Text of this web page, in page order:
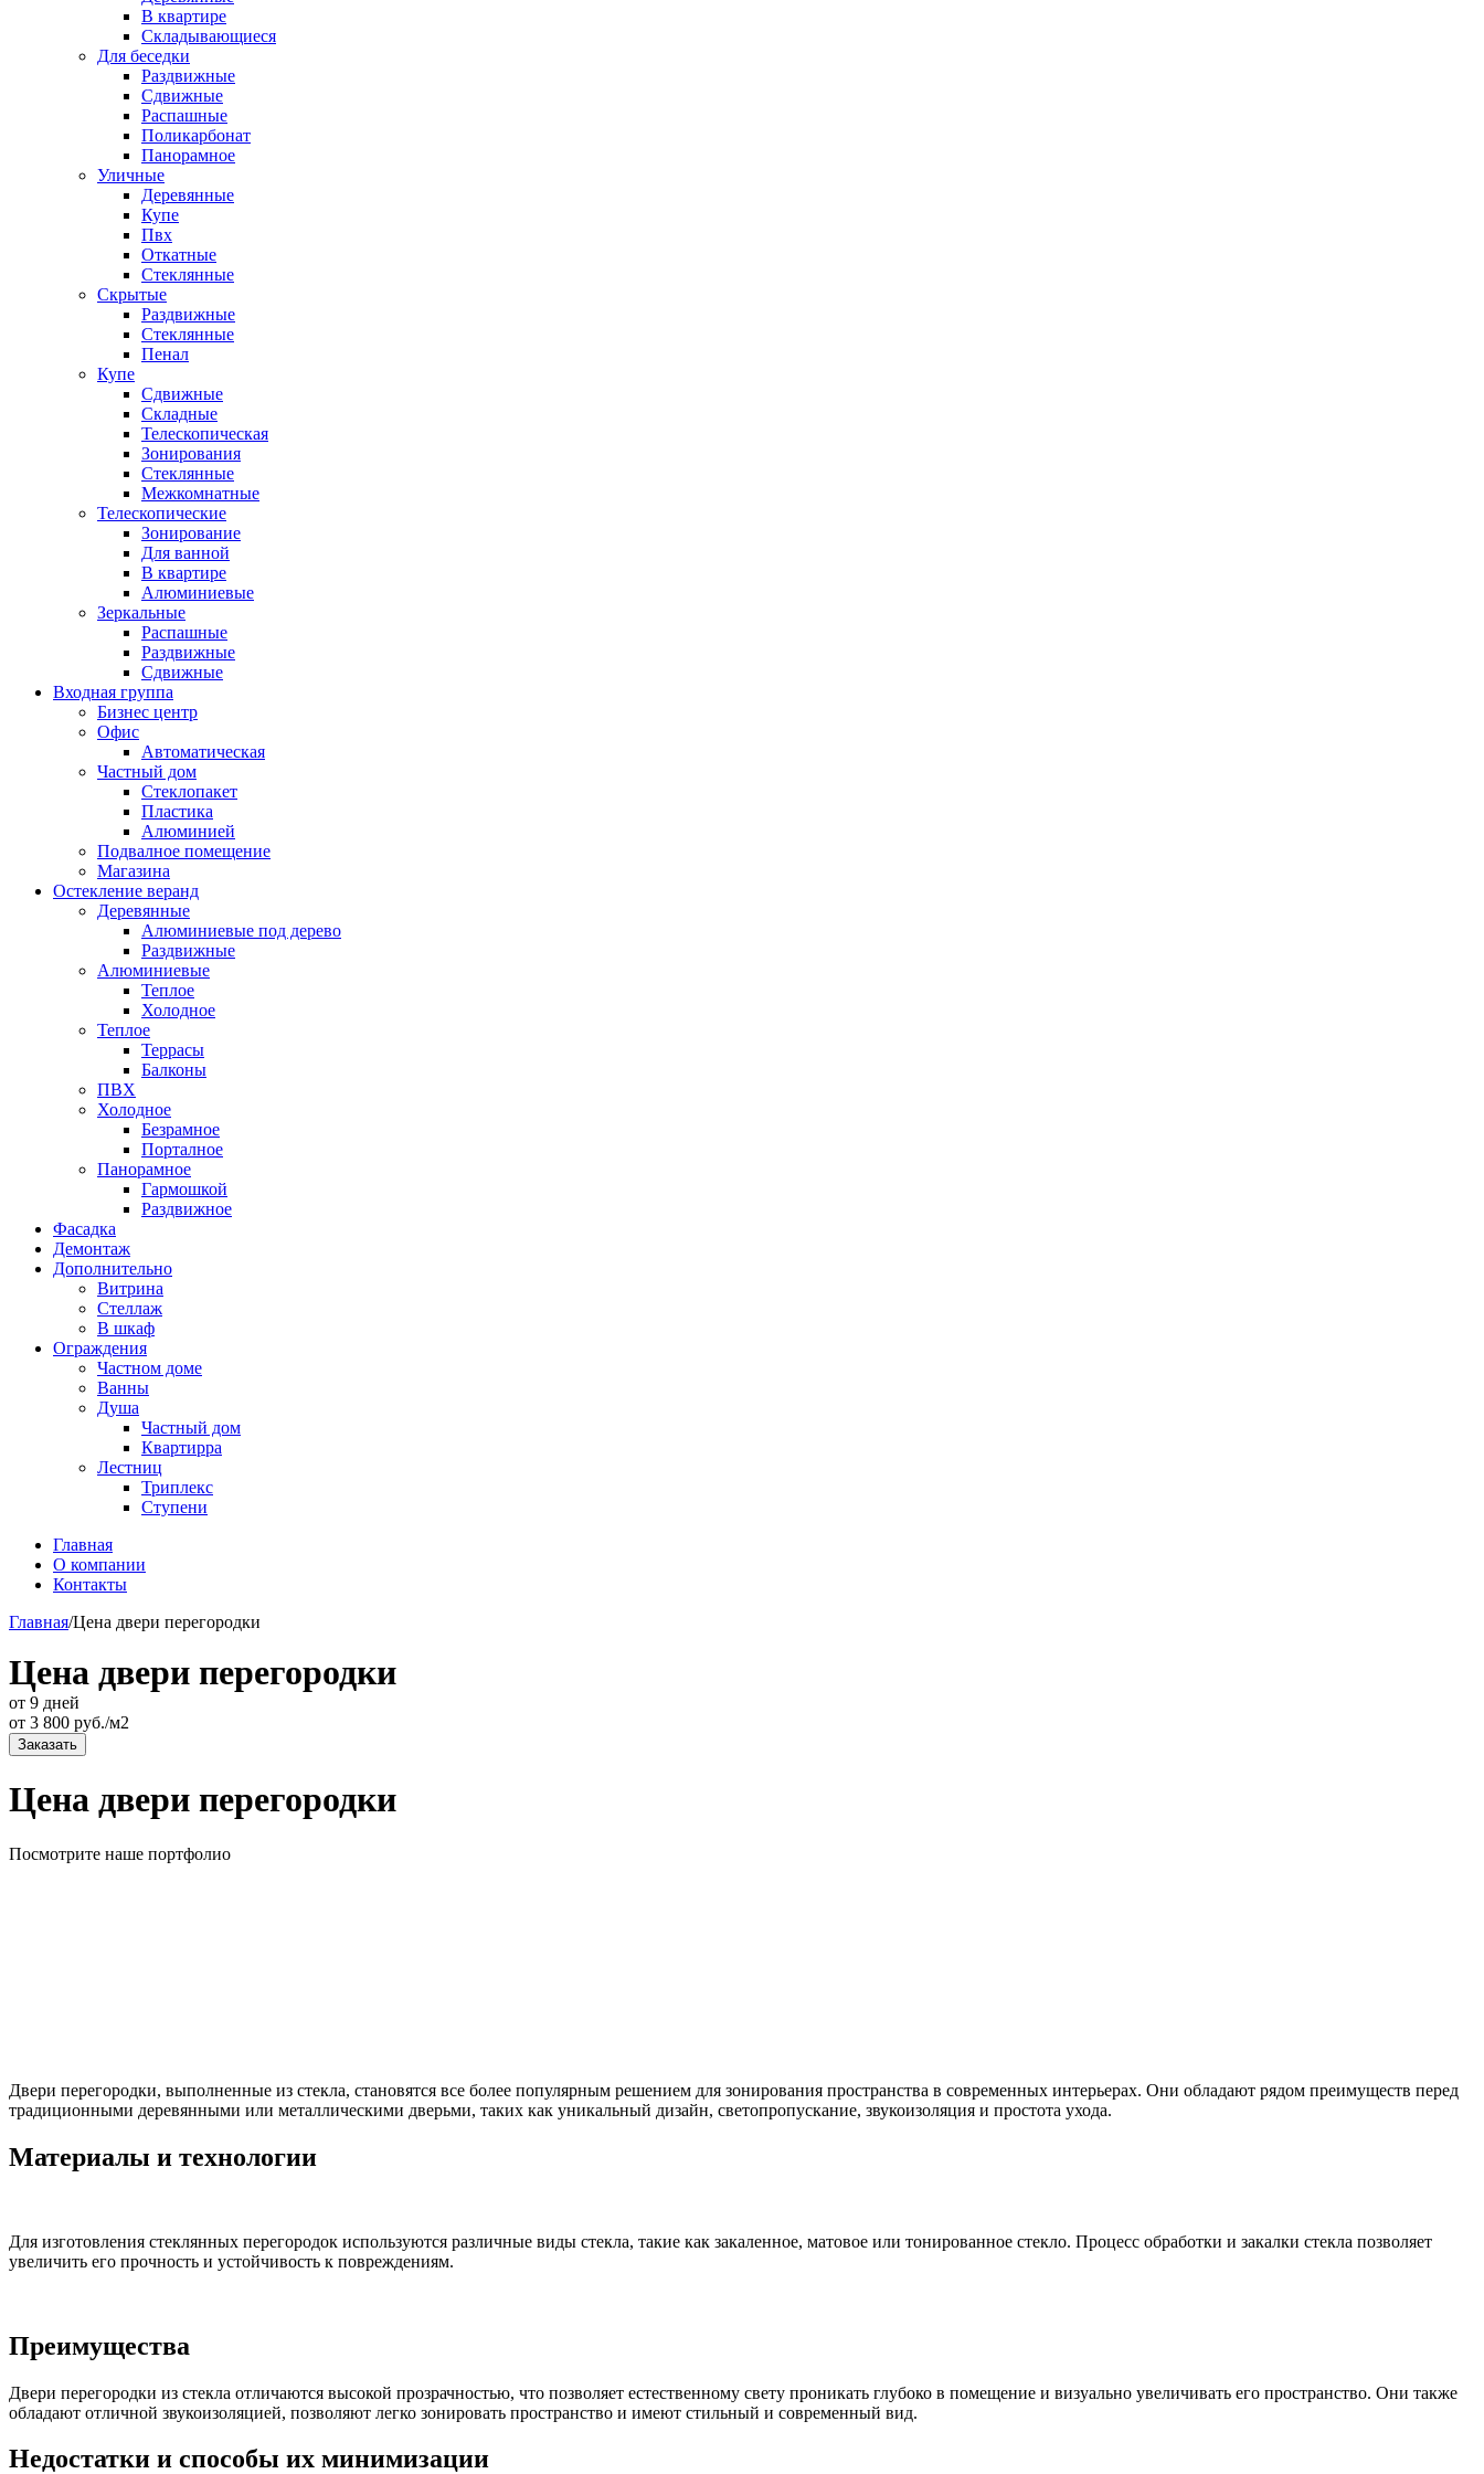
В квартире
Складывающиеся
Для беседки
Раздвижные
Сдвижные
Распашные
Поликарбонат
Панорамное
Уличные
Деревянные
Купе
Пвх
Откатные
Стеклянные
Скрытые
Раздвижные
Стеклянные
Пенал
Купе
Сдвижные
Складные
Телескопическая
Зонирования
Стеклянные
Межкомнатные
Телескопические
Зонирование
Для ванной
В квартире
Алюминиевые
Зеркальные
Распашные
Раздвижные
Сдвижные
Входная группа
Бизнес центр
Офис
Автоматическая
Частный дом
Стеклопакет
Пластика
Алюминией
Подвалное помещение
Магазина
Остекление веранд
Деревянные
Алюминиевые под дерево
Раздвижные
Алюминиевые
Теплое
Холодное
Теплое
Террасы
Балконы
ПВХ
Холодное
Безрамное
Порталное
Панорамное
Гармошкой
Раздвижное
Фасадка
Демонтаж
Дополнительно
Витрина
Стеллаж
В шкаф
Ограждения
Частном доме
Ванны
Душа
Частный дом
Квартирра
Лестниц
Триплекс
Ступени
Главная
О компании
Контакты
Главная/Цена двери перегородки
Цена двери перегородки
от 9 дней
от 3 800 руб./м2
Заказать
Цена двери перегородки
Посмотрите наше портфолио
Двери перегородки, выполненные из стекла, становятся все более популярным решением для зонирования пространства в современных интерьерах. Они обладают рядом преимуществ перед
традиционными деревянными или металлическими дверьми, таких как уникальный дизайн, светопропускание, звукоизоляция и простота ухода.
Материалы и технологии
Для изготовления стеклянных перегородок используются различные виды стекла, такие как закаленное, матовое или тонированное стекло. Процесс обработки и закалки стекла позволяет
увеличить его прочность и устойчивость к повреждениям.
Преимущества
Двери перегородки из стекла отличаются высокой прозрачностью, что позволяет естественному свету проникать глубоко в помещение и визуально увеличивать его пространство. Они также
обладают отличной звукоизоляцией, позволяют легко зонировать пространство и имеют стильный и современный вид.
Недостатки и способы их минимизации